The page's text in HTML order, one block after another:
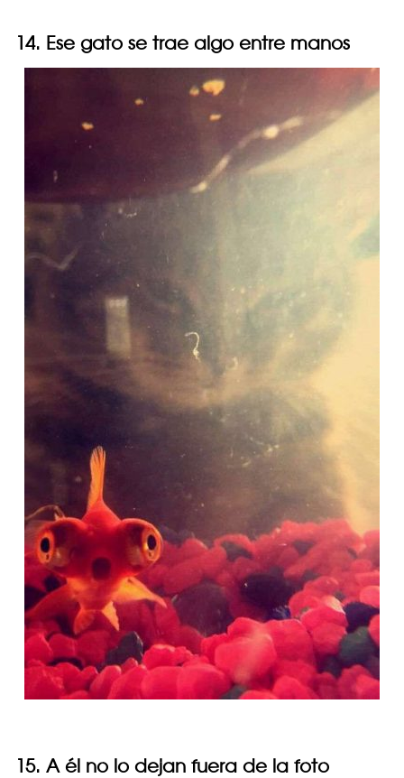
14. Ese gato se trae algo entre manos
15. A él no lo dejan fuera de la foto